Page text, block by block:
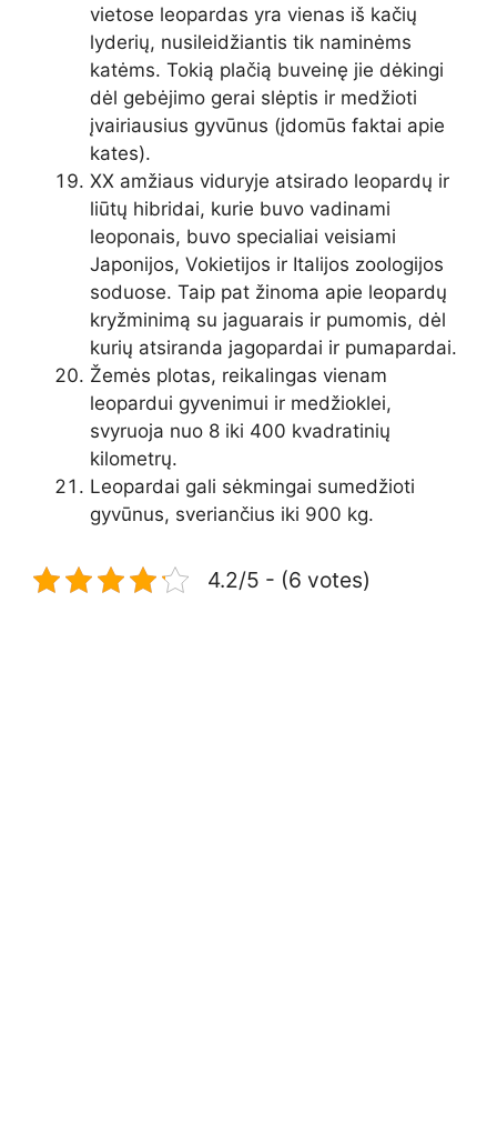
vietose leopardas yra vienas iš kačių
lyderių, nusileidžiantis tik naminėms
katėms. Tokią plačią buveinę jie dėkingi
dėl gebėjimo gerai slėptis ir medžioti
įvairiausius gyvūnus (įdomūs faktai apie
kates).
XX amžiaus viduryje atsirado leopardų ir
liūtų hibridai, kurie buvo vadinami
leoponais, buvo specialiai veisiami
Japonijos, Vokietijos ir Italijos zoologijos
soduose. Taip pat žinoma apie leopardų
kryžminimą su jaguarais ir pumomis, dėl
kurių atsiranda jagopardai ir pumapardai.
Žemės plotas, reikalingas vienam
leopardui gyvenimui ir medžioklei,
svyruoja nuo 8 iki 400 kvadratinių
kilometrų.
Leopardai gali sėkmingai sumedžioti
gyvūnus, sveriančius iki 900 kg.
4.2/5 - (6 votes)